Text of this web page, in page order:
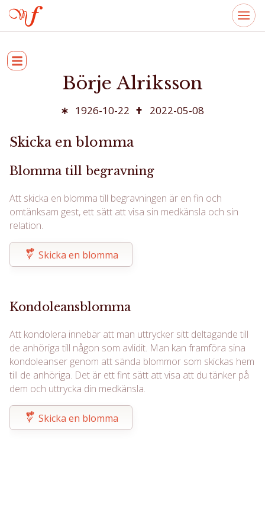
Börje Alriksson
1926-10-22 2022-05-08
Skicka en blomma
Blomma till begravning
Att skicka en blomma till begravningen är en fin och
omtänksam gest, ett sätt att visa sin medkänsla och sin
relation.
Skicka en blomma
Kondoleansblomma
Att kondolera innebär att man uttrycker sitt deltagande till
de anhöriga till någon som avlidit. Man kan framföra sina
kondoleanser genom att sända blommor som skickas hem
till de anhöriga. Det är ett fint sätt att visa att du tänker på
dem och uttrycka din medkänsla.
Skicka en blomma